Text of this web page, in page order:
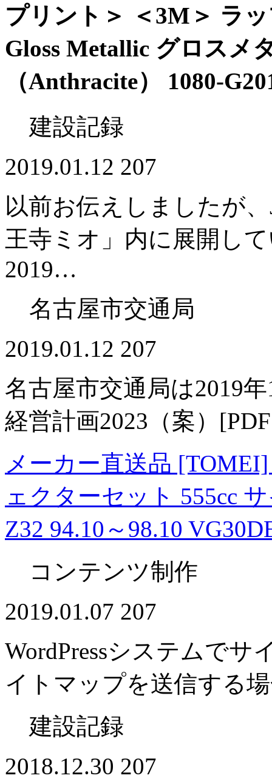
プリント＞ ＜3M＞ ラ
Gloss Metallic グロスメ
（Anthracite） 1080-
建設記録
2019.01.12 207
以前お伝えしましたが
王寺ミオ」内に展開し
2019…
名古屋市交通局
2019.01.12 207
名古屋市交通局は2019
経営計画2023（案）
メーカー直送品
ェクターセット 555cc
Z32 94.10～98.10
コンテンツ制作
2019.01.07 207
WordPressシステムでサ
イトマップを送信する
建設記録
2018.12.30 207